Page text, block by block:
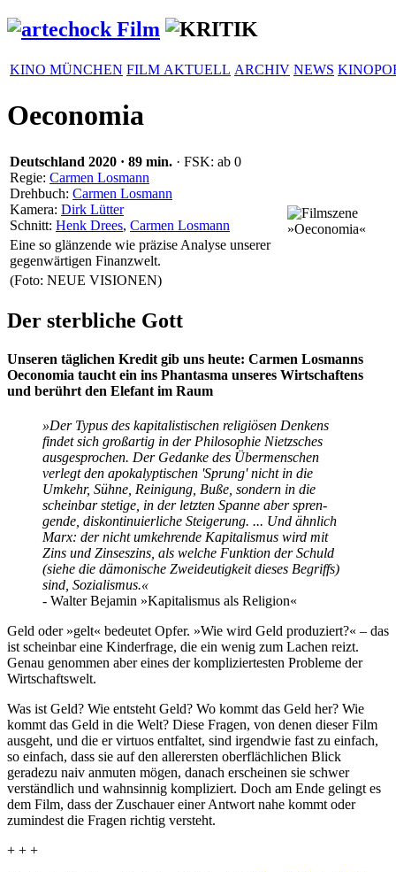
KINO MÜNCHEN FILM AKTUELL ARCHIV NEWS
Oeconomia
Deutschland 2020 · 89 min. · FSK: ab 0
Regie: Carmen Losmann
Drehbuch: Carmen Losmann
Kamera: Dirk Lütter
Schnitt: Henk Drees, Carmen Losmann
Eine so glänzende wie präzise Analyse unserer
gegenwärtigen Finanzwelt.
(Foto: NEUE VISIONEN)
Der sterbliche Gott
Unseren täglichen Kredit gib uns heute: Carmen Losmanns
Oeconomia taucht ein ins Phantasma unseres Wirtschaftens
und berührt den Elefant im Raum
»Der Typus des kapi­ta­lis­ti­schen reli­giösen Denkens
findet sich großartig in der Philo­so­phie Nietz­sches
ausge­spro­chen. Der Gedanke des Über­men­schen
verlegt den apoka­lyp­ti­schen 'Sprung' nicht in die
Umkehr, Sühne, Reinigung, Buße, sondern in die
scheinbar stetige, in der letzten Spanne aber spren­
gende, diskon­ti­nu­ier­liche Stei­ge­rung. ... Und ähnlich
Marx: der nicht umkeh­rende Kapi­ta­lismus wird mit
Zins und Zinses­zins, als welche Funktion der Schuld
(siehe die dämo­ni­sche Zwei­deu­tig­keit dieses Begriffs)
sind, Sozia­lismus.«
- Walter Bejamin »Kapi­ta­lismus als Religion«
Geld oder »gelt« bedeutet Opfer. »Wie wird Geld produ­ziert?« – das
ist scheinbar eine Kinder­frage, die ein wenig zum Lachen reizt.
Genau genommen aber eines der kompli­zier­testen Probleme der
Wirt­schafts­welt.
Was ist Geld? Wie entsteht Geld? Wo kommt das Geld her? Wie
kommt das Geld in die Welt? Diese Fragen, von denen dieser Film
ausgeht, und die er virtuos entfaltet, sind irgendwie fast zu einfach,
so einfach, dass sie auf den aller­ersten ober­fläch­li­chen Blick
geradezu naiv anmuten mögen, danach erscheinen sie schwer
verständ­lich und wahn­sinnig kompli­ziert. Doch am Ende gelingt es
dem Film, dass der Zuschauer einer Antwort nahe kommt oder
zumindest die Fragen richtig versteht.
+ + +